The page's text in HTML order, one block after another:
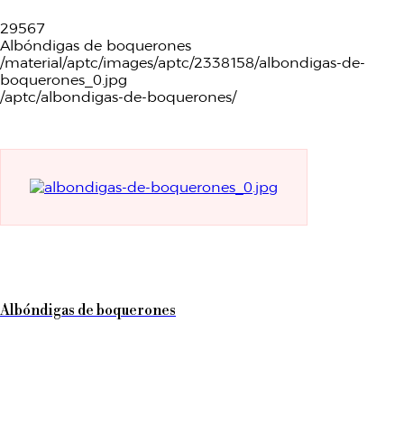
29567
Albóndigas de boquerones
/material/aptc/images/aptc/2338158/albondigas-de-
boquerones_0.jpg
/aptc/albondigas-de-boquerones/
Albóndigas de boquerones